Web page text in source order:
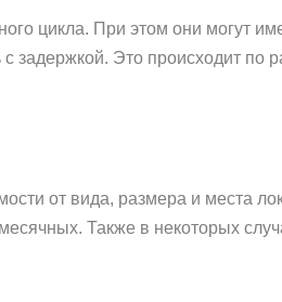
цикла. При этом они могут
задержкой. Это происходит по
от вида, размера и места
Также в некоторых